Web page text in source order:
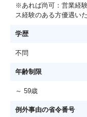
※あれば尚可：営業経
ス経験のある方優遇い
学歴
不問
年齢制限
～ 59歳
例外事由の省令番号